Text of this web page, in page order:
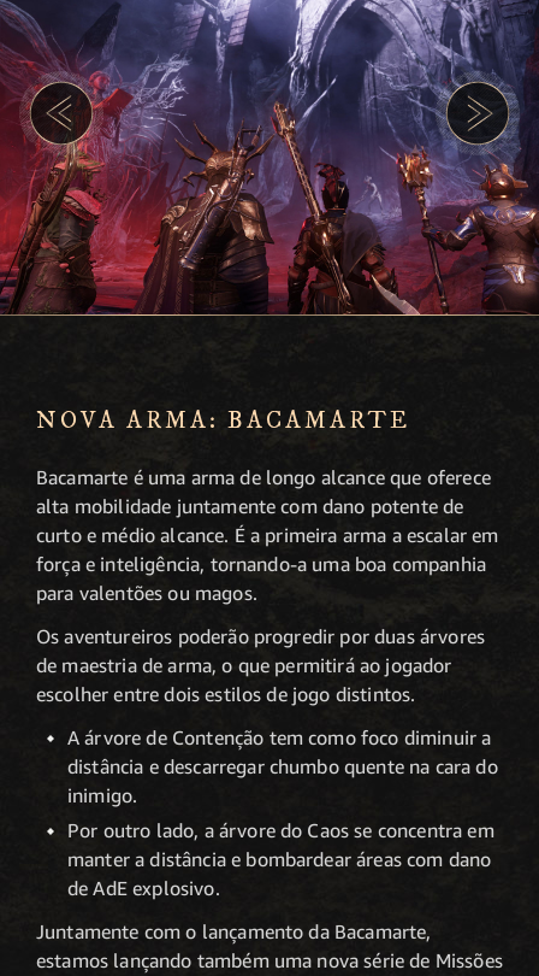
NOVA ARMA: BACAMARTE
Bacamarte é uma arma de longo alcance que oferece
alta mobilidade juntamente com dano potente de
curto e médio alcance. É a primeira arma a escalar em
força e inteligência, tornando-a uma boa companhia
para valentões ou magos.
Os aventureiros poderão progredir por duas árvores
de maestria de arma, o que permitirá ao jogador
escolher entre dois estilos de jogo distintos.
A árvore de Contenção tem como foco diminuir a
distância e descarregar chumbo quente na cara do
inimigo.
Por outro lado, a árvore do Caos se concentra em
manter a distância e bombardear áreas com dano
de AdE explosivo.
Juntamente com o lançamento da Bacamarte,
estamos lançando também uma nova série de Missões